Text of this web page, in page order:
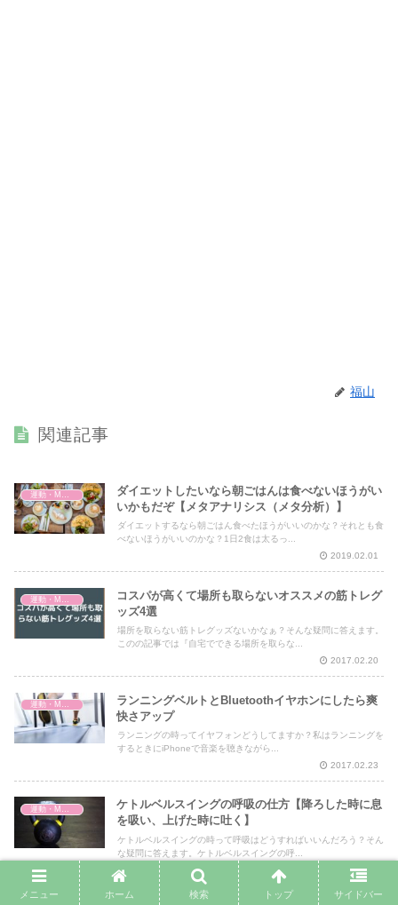
福山
関連記事
ダイエットしたいなら朝ごはんは食べないほうがい
いかもだぞ【メタアナリシス（メタ分析）】
ダイエットするなら朝ごはん食べたほうがいいのかな？それとも食
べないほうがいいのかな？1日2食は太るっ...
2019.02.01
コスパが高くて場所も取らないオススメの筋トレグ
ッズ4選
場所を取らない筋トレグッズないかなぁ？そんな疑問に答えます。
このの記事では『自宅でできる場所を取らな...
2017.02.20
ランニングベルトとBluetoothイヤホンにしたら爽
快さアップ
ランニングの時ってイヤフォンどうしてますか？私はランニングを
するときにiPhoneで音楽を聴きながら...
2017.02.23
ケトルベルスイングの呼吸の仕方【降ろした時に息
を吸い、上げた時に吐く】
ケトルベルスイングの時って呼吸はどうすればいいんだろう？そん
な疑問に答えます。ケトルベルスイングの呼...
2020.02.04
メニュー ホーム 検索 トップ サイドバー